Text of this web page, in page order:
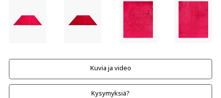
Kuvia ja video
Kysymyksiä?